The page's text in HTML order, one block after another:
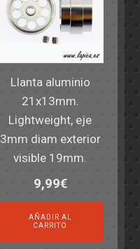
Llanta aluminio
21x13mm.
Lightweight, eje
3mm diam exterior
visible 19mm.
9,99€
AÑADIR AL
CARRITO